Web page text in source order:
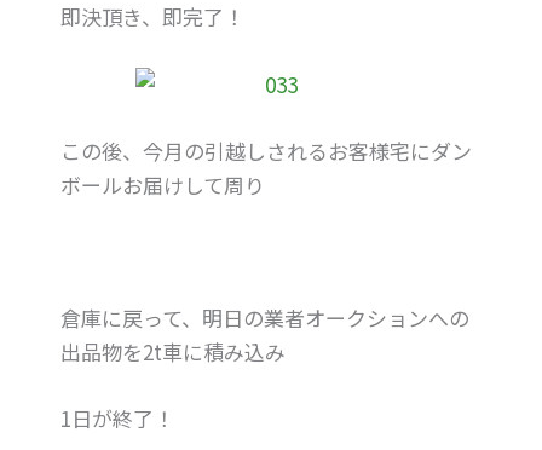
即決頂き、即完了！
この後、今月の引越しされるお客様宅にダン
ボールお届けして周り
倉庫に戻って、明日の業者オークションへの
出品物を2t車に積み込み
1日が終了！